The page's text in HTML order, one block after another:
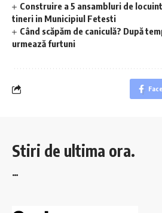
Construire a 5 ansambluri de
tineri in Municipiul Fetesti
Când scăpăm de caniculă? După
urmează furtuni
Stiri de ultima ora.
…